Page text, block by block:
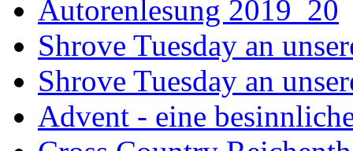
Autorenlesung 2019_20
Shrove Tuesday an
Shrove Tuesday an
Advent - eine